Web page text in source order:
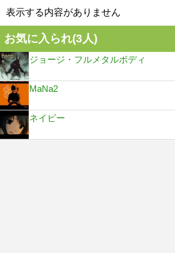
表示する内容がありません
お気に入られ(3人)
ジョージ・フルメタルボディ
MaNa2
ネイビー